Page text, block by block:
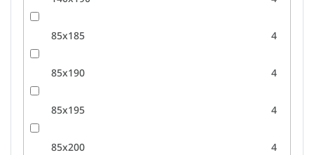
85x185 4
85x190 4
85x195 4
85x200 4